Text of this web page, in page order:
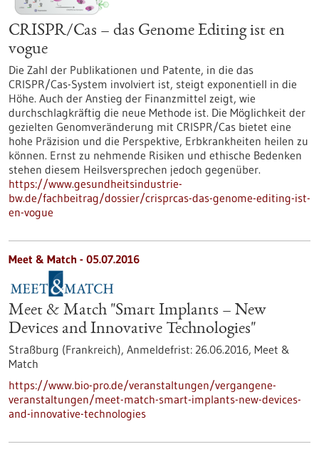
CRISPR/Cas – das Genome Editing ist en
vogue
Die Zahl der Publikationen und Patente, in die das
CRISPR/Cas-System involviert ist, steigt exponentiell in die
Höhe. Auch der Anstieg der Finanzmittel zeigt, wie
durchschlagkräftig die neue Methode ist. Die Möglichkeit der
gezielten Genomveränderung mit CRISPR/Cas bietet eine
hohe Präzision und die Perspektive, Erbkrankheiten heilen zu
können. Ernst zu nehmende Risiken und ethische Bedenken
stehen diesem Heilsversprechen jedoch gegenüber.
https://www.gesundheitsindustrie-
bw.de/fachbeitrag/dossier/crisprcas-das-genome-editing-ist-
en-vogue
Meet & Match - 05.07.2016
Meet & Match "Smart Implants – New
Devices and Innovative Technologies"
Straßburg (Frankreich), Anmeldefrist: 26.06.2016, Meet &
Match
https://www.bio-pro.de/veranstaltungen/vergangene-
veranstaltungen/meet-match-smart-implants-new-devices-
and-innovative-technologies